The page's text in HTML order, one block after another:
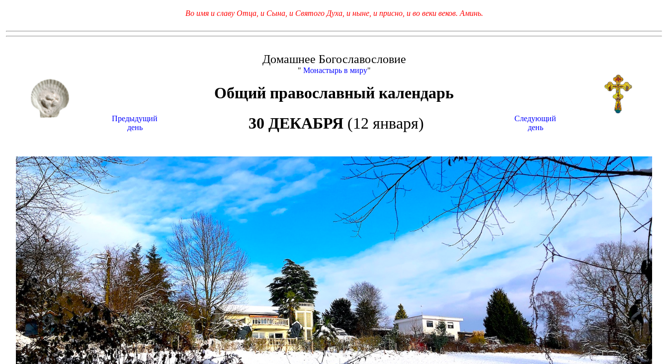
Во имя и славу Отца, и Сына, и Святого Духа, и ныне, и присно, и во веки веков. Аминь.
Домашнее Богославословие
" Монастырь в миру"
Общий православный календарь
Предыдущий
день
30 ДЕКАБРЯ(12 января)
Следующий
день